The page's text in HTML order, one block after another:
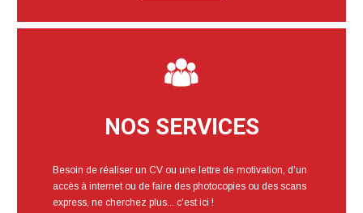
NOS SERVICES
Besoin de réaliser un CV ou une lettre de motivation, d'un
accès à internet ou de faire des photocopies ou des scans
express, ne cherchez plus... c'est ici !